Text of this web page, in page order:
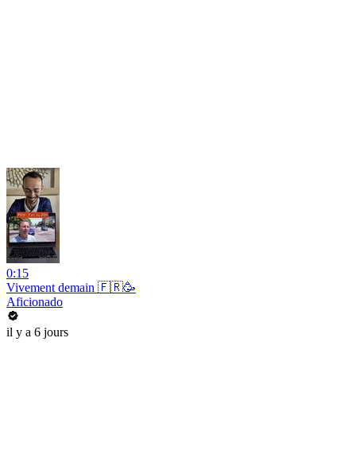
0:15
Vivement demain 🇫🇷🥳
Aficionado
il y a 6 jours